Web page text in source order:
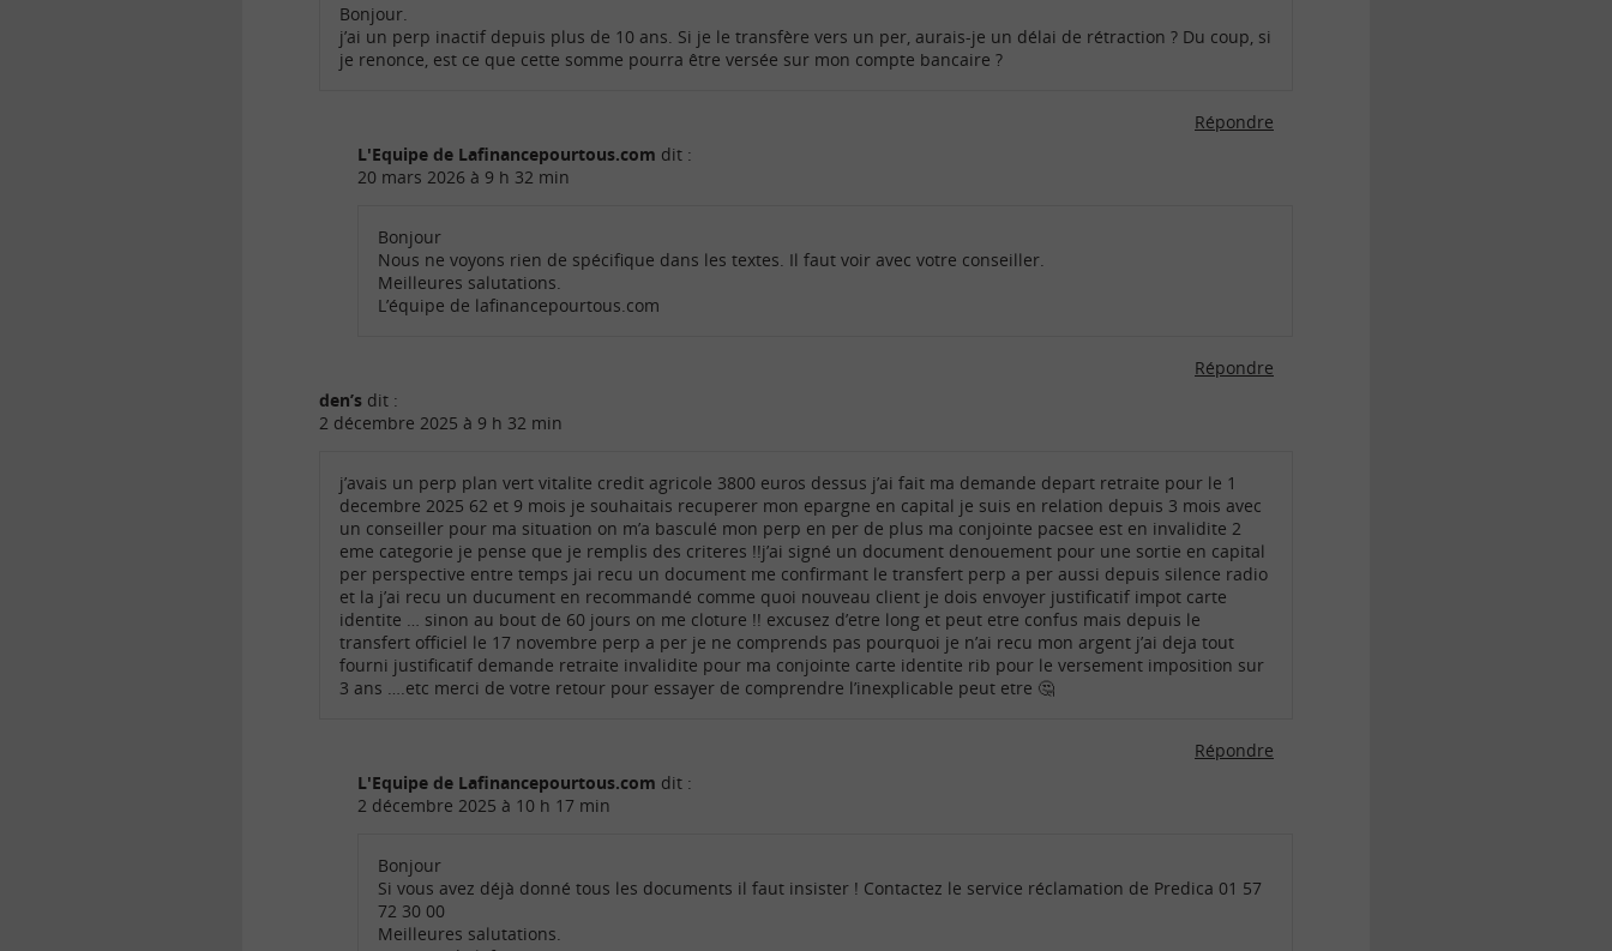
Bonjour.
j’ai un perp inactif depuis plus de 10 ans. Si je le transfère vers un per, aurais-je un délai de rétraction ? Du coup, si
je renonce, est ce que cette somme pourra être versée sur mon compte bancaire ?
Répondre
L'Equipe de Lafinancepourtous.com dit :
20 mars 2026 à 9 h 32 min
Bonjour
Nous ne voyons rien de spécifique dans les textes. Il faut voir avec votre conseiller.
Meilleures salutations.
L’équipe de lafinancepourtous.com
Répondre
den’s dit :
2 décembre 2025 à 9 h 32 min
j’avais un perp plan vert vitalite credit agricole 3800 euros dessus j’ai fait ma demande depart retraite pour le 1
decembre 2025 62 et 9 mois je souhaitais recuperer mon epargne en capital je suis en relation depuis 3 mois avec
un conseiller pour ma situation on m’a basculé mon perp en per de plus ma conjointe pacsee est en invalidite 2
eme categorie je pense que je remplis des criteres !!j’ai signé un document denouement pour une sortie en capital
per perspective entre temps jai recu un document me confirmant le transfert perp a per aussi depuis silence radio
et la j’ai recu un ducument en recommandé comme quoi nouveau client je dois envoyer justificatif impot carte
identite … sinon au bout de 60 jours on me cloture !! excusez d’etre long et peut etre confus mais depuis le
transfert officiel le 17 novembre perp a per je ne comprends pas pourquoi je n’ai recu mon argent j’ai deja tout
fourni justificatif demande retraite invalidite pour ma conjointe carte identite rib pour le versement imposition sur
3 ans ….etc merci de votre retour pour essayer de comprendre l’inexplicable peut etre 🤔
Répondre
L'Equipe de Lafinancepourtous.com dit :
2 décembre 2025 à 10 h 17 min
Bonjour
Si vous avez déjà donné tous les documents il faut insister ! Contactez le service réclamation de Predica 01 57
72 30 00
Meilleures salutations.